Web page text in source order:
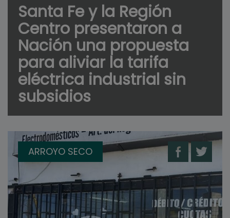
Santa Fe y la Región
Centro presentaron a
Nación una propuesta
para aliviar la tarifa
eléctrica industrial sin
subsidios
ARROYO SECO